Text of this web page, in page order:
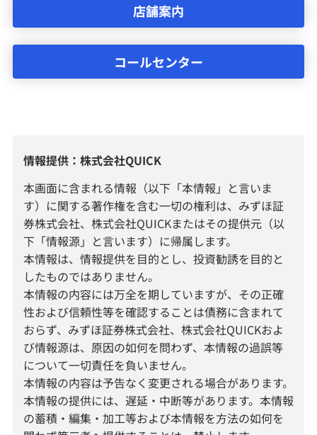
店舗案内
コールセンター
情報提供：株式会社QUICK
本画面に含まれる情報（以下「本情報」と言いま
す）に関する著作権を含む一切の権利は、みずほ証
券株式会社、株式会社QUICKまたはその提供元（以
下「情報源」と言います）に帰属します。
本情報は、情報提供を目的とし、投資勧誘を目的と
したものではありません。
本情報の内容には万全を期していますが、その正確
性および信頼性等を確認することは債務に含まれて
おらず、みずほ証券株式会社、株式会社QUICKおよ
び情報源は、原因の如何を問わず、本情報の過誤等
について一切責任を負いません。
本情報の内容は予告なく変更される場合があります。
本情報の提供には、遅延・中断等があります。本情報
の蓄積・編集・加工等および本情報を方法の如何を